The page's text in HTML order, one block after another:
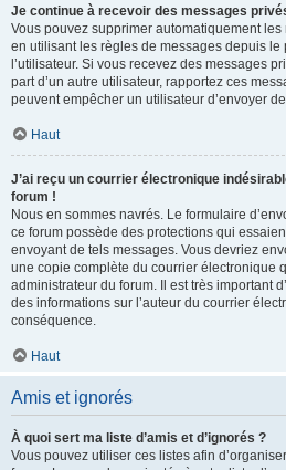
Je continue à recevoir des messages
Vous pouvez supprimer automatiquement
en utilisant les règles de messages depuis le
l’utilisateur. Si vous recevez des messages
part d’un autre utilisateur, rapportez ces
peuvent empêcher un utilisateur d’envoyer
Haut
J’ai reçu un courrier électronique
forum !
Nous en sommes navrés. Le formulaire
ce forum possède des protections qui
envoyant de tels messages. Vous devriez
une copie complète du courrier électronique
administrateur du forum. Il est très important
des informations sur l’auteur du courrier
conséquence.
Haut
Amis et ignorés
À quoi sert ma liste d’amis et d’ignorés ?
Vous pouvez utiliser ces listes afin